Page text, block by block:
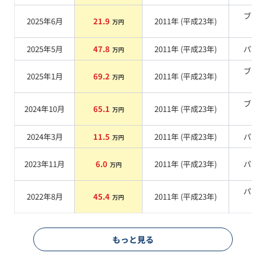
2025年6月 21.9 万円 2011年 (平成23年)
ブラ
2025年5月
47.8 万円 2011年 (平成23年) パール
2025年1月 69.2 万円 2011年 (平成23年)
ブラ
2024年10月 65.1 万円 2011年 (平成23年)
ブラ
2024年3月
11.5 万円 2011年 (平成23年) パール
2023年11月 6.0 万円 2011年 (平成23年) パール
2022年8月 45.4 万円 2011年 (平成23年)
パー
もっと見る